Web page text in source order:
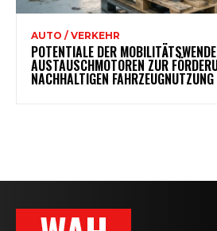
AUTO / VERKEHR
POTENTIALE DER
AUSTAUSCHMOTOREN ZUR
NACHHALTIGEN